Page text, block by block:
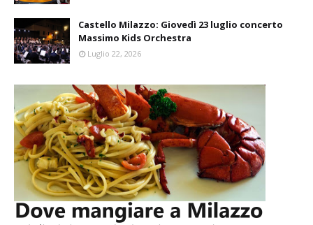
Castello Milazzo: Giovedì 23 luglio concerto
Massimo Kids Orchestra
Luglio 22, 2026